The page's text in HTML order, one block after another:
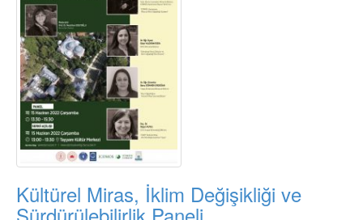
Kültürel Miras, İklim Değişikliği ve